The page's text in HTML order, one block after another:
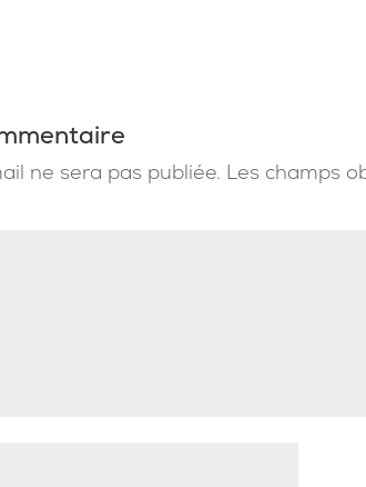
ne sera pas publiée. Les champs